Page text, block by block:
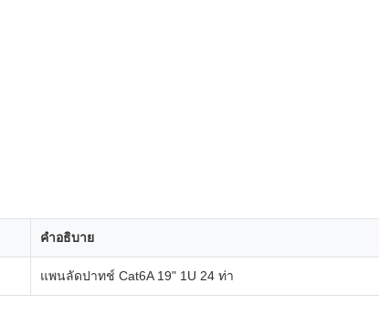
คําอธิบาย
แพนลัดปาทช์ Cat6A 19" 1U 24 ท่า